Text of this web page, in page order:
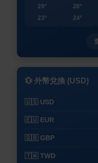
29°
23°
28°
24°
💱 外幣兌換 (USD)
🇺🇸 USD
🇪🇺 EUR
🇬🇧 GBP
🇹🇼 TWD